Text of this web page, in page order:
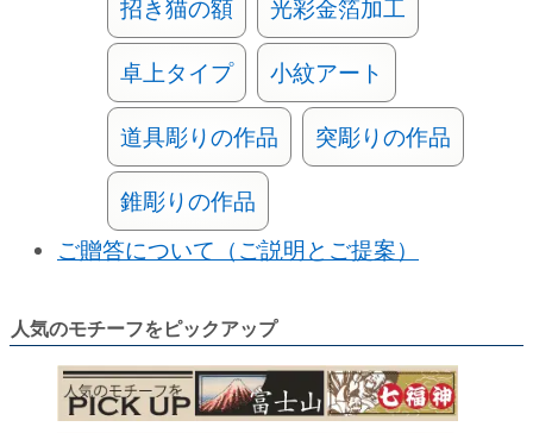
招き猫の額 光彩金箔加工
卓上タイプ 小紋アート
道具彫りの作品 突彫りの作品
錐彫りの作品
ご贈答について（ご説明とご提案）
人気のモチーフをピックアップ